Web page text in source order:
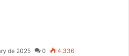
de 2025 0 4,336